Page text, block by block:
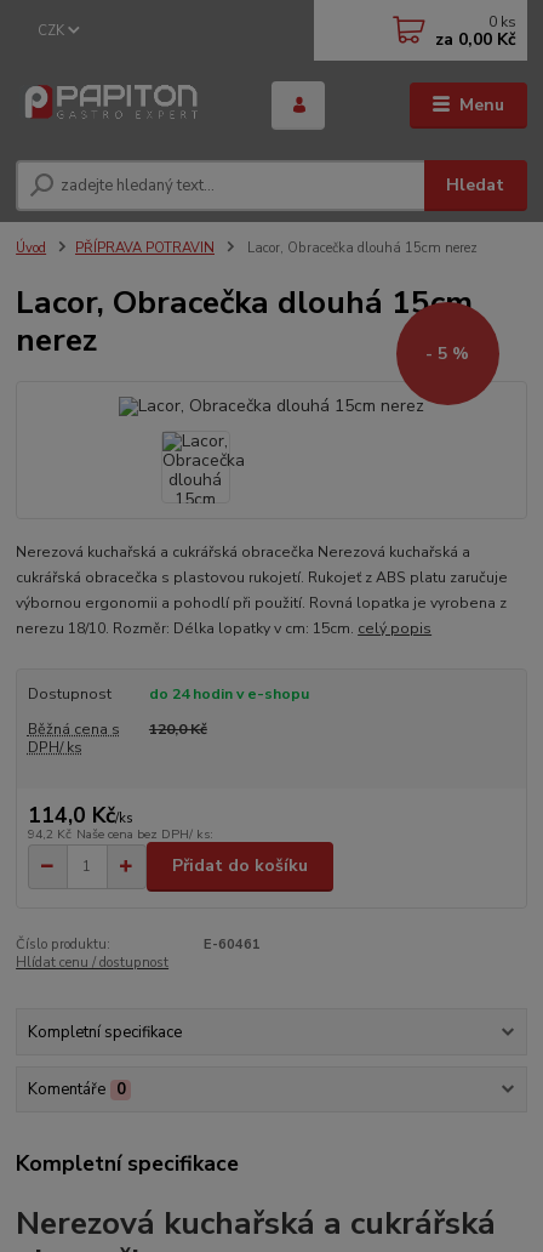
Menu
CZK
Hledat
0 ks
za 0,00 Kč
Úvod PŘÍPRAVA POTRAVIN Lacor, Obracečka dlouhá 15cm nerez
Lacor, Obracečka dlouhá 15cm
nerez
- 5 %
Nerezová kuchařská a cukrářská obracečka Nerezová kuchařská a
cukrářská obracečka s plastovou rukojetí. Rukojeť z ABS platu zaručuje
výbornou ergonomii a pohodlí při použití. Rovná lopatka je vyrobena z
nerezu 18/10. Rozměr: Délka lopatky v cm: 15cm. celý popis
Dostupnost
do 24 hodin v e-shopu
Běžná cena s
DPH/ ks
120,0 Kč
114,0 Kč/ks
94,2 Kč Naše cena bez DPH/ ks:
Přidat do košíku
Číslo produktu:
E-60461
Hlídat cenu / dostupnost
Kompletní specifikace
Komentáře 0
Kompletní specifikace
Nerezová kuchařská a cukrářská